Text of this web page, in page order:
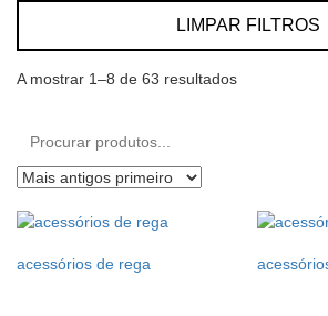
LIMPAR FILTROS
A mostrar 1–8 de 63 resultados
Procurar
produtos:
acessórios de rega